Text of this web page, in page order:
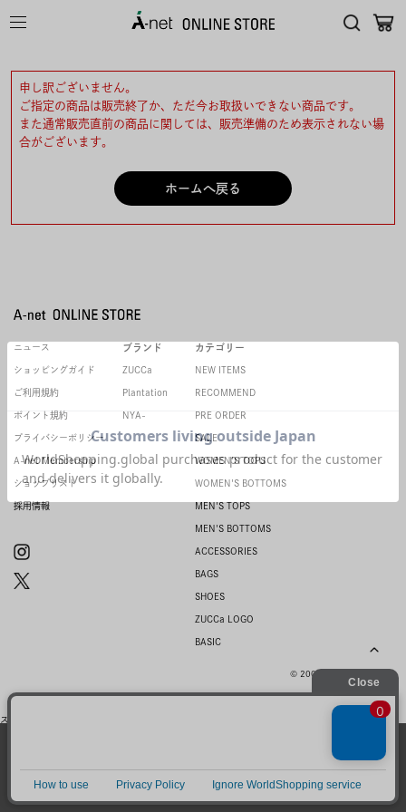
申し訳ございません。
ご指定の商品は販売終了か、ただ今お取扱いできない商品です。
また通常販売直前の商品に関しては、販売準備のため表示されない場
合がございます。
ホームへ戻る
ニュース
ショッピングガイド
ご利用規約
ポイント規約
プライバシーポリシー
A-net Membership
ショップリスト
採用情報
ブランド
ZUCCa
Plantation
NYA-
カテゴリー
NEW ITEMS
RECOMMEND
PRE ORDER
SALE
WOMEN'S TOPS
WOMEN'S BOTTOMS
MEN'S TOPS
MEN'S BOTTOMS
ACCESSORIES
BAGS
SHOES
ZUCCa LOGO
BASIC
© 2007-2026 A-net Inc.
スマートフォン |
認ください。
同意